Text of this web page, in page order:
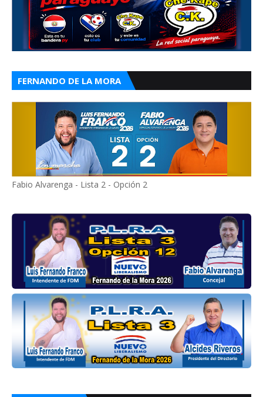
FERNANDO DE LA MORA
Fabio Alvarenga - Lista 2 - Opción 2